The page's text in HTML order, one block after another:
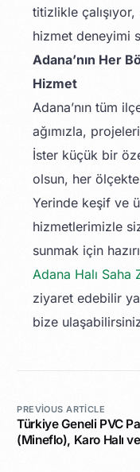
titizlikle
hizmet deneyimi
Adana’nın Her
Hizmet
Adana’nın tüm
ağımızla,
İster küçük bir
olsun, her
Yerinde keşif ve
hizmetlerimizle
sunmak için
Adana Halı Saha
ziyaret edebilir
bize
PREVIOUS ARTICLE
Türkiye Geneli PVC
(Mineflo), Karo Halı